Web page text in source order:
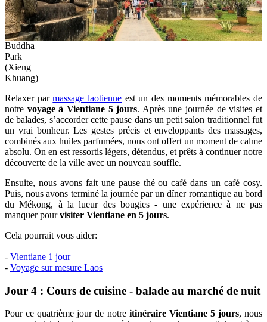
Buddha
Park
(Xieng
Khuang)
Relaxer parmassage laotienne est un des moments mémorables de
notre voyage à Vientiane 5 jours. Après une journée de visites et
de balades, s’accorder cette pause dans un petit salon traditionnel fut
un vrai bonheur. Les gestes précis et enveloppants des massages,
combinés aux huiles parfumées, nous ont offert un moment de calme
absolu. On en est ressortis légers, détendus, et prêts à continuer notre
découverte de la ville avec un nouveau souffle.
Ensuite, nous avons fait une pause thé ou café dans un café cosy.
Puis, nous avons terminé la journée par un dîner romantique au bord
du Mékong, à la lueur des bougies - une expérience à ne pas
manquer pourvisiter Vientiane en 5 jours.
Cela pourrait vous aider:
- Vientiane 1 jour
- Voyage sur mesure Laos
Jour 4 : Cours de cuisine - balade au marché de nuit
Pour ce quatrième jour de notre itinéraire Vientiane 5 jours, nous